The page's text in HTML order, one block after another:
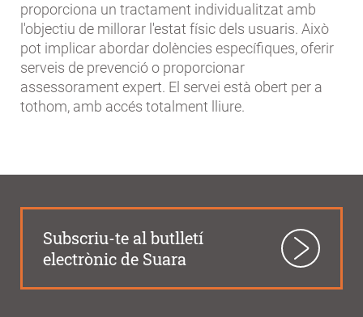
proporciona un tractament individualitzat amb
l'objectiu de millorar l'estat físic dels usuaris. Això
pot implicar abordar dolències específiques, oferir
serveis de prevenció o proporcionar
assessorament expert. El servei està obert per a
tothom, amb accés totalment lliure.
Subscriu-te al butlletí
electrònic de Suara